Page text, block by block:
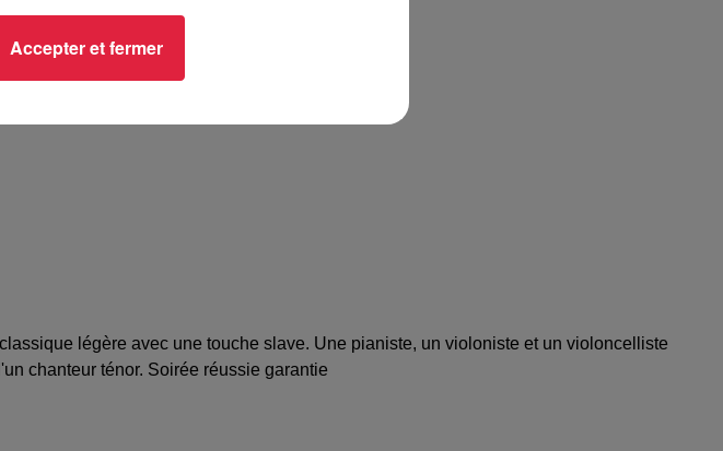
légère avec une touche slave. Une pianiste, un violoniste et un violoncelliste
chanteur ténor. Soirée réussie garantie
Accepter et fermer